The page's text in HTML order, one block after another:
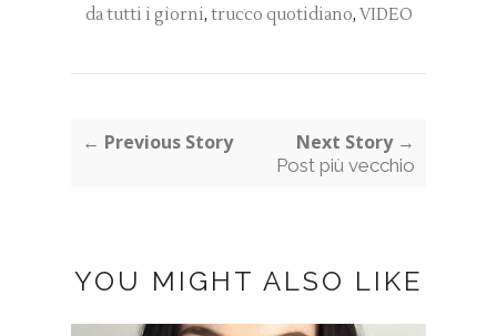
da tutti i giorni, trucco quotidiano, VIDEO
← Previous Story Next Story →
Post più vecchio
YOU MIGHT ALSO LIKE